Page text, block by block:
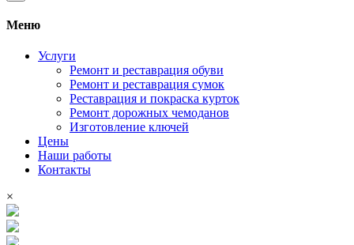
Меню
Услуги
Ремонт и реставрация обуви
Ремонт и реставрация сумок
Реставрация и покраска курток
Ремонт дорожных чемоданов
Изготовление ключей
Цены
Наши работы
Контакты
×